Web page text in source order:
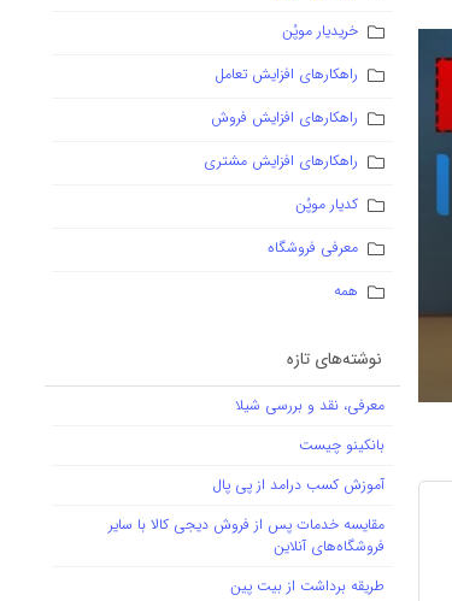
خریدیار موپُن
راهکارهای افزایش تعامل
راهکارهای افزایش فروش
راهکارهای افزایش مشتری
کدیار موپُن
معرفی فروشگاه
همه
نوشته‌های تازه
معرفی، نقد و بررسی شیلا
بانکینو چیست
آموزش کسب درامد از پی پال
مقایسه خدمات پس از فروش دیجی کالا با سایر
فروشگاه‌های آنلاین
طریقه برداشت از بیت پین